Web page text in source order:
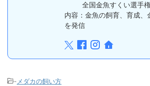
全国金魚すくい選手
内容：金魚の飼育、育成、
を発信
- メダカの飼い方